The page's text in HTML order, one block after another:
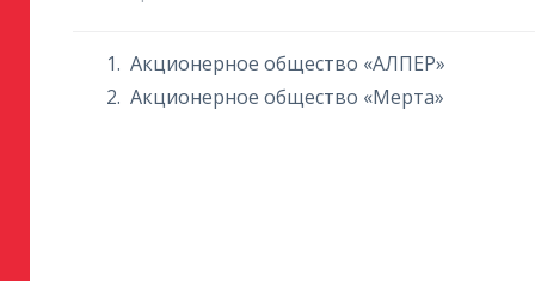
Акционерное общество «АЛПЕР»
Акционерное общество «Мерта»